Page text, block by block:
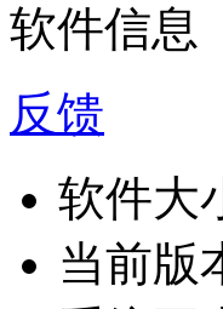
软件信息
反馈
软件大
当前版